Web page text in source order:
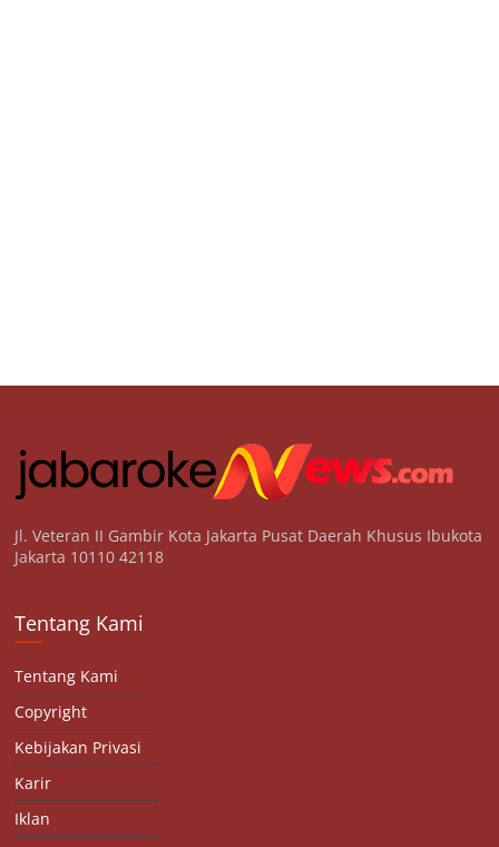
Jl. Veteran II Gambir Kota Jakarta Pusat Daerah Khusus Ibukota
Jakarta 10110 42118
Tentang Kami
Tentang Kami
Copyright
Kebijakan Privasi
Karir
Iklan